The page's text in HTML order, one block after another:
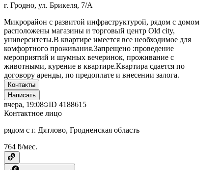
г. Гродно, ул. Брикеля, 7/А
Микрорайон с развитой инфраструктурой, рядом с домом
расположены магазины и торговый центр Old city,
университеты.В квартире имеется все необходимое для
комфортного проживания.Запрещено :проведение
мероприятий и шумных вечеринок, проживание с
животными, курение в квартире.Квартира сдается по
договору аренды, по предоплате и внесении залога.
Контакты
Написать
вчера, 19:08 ID 4188615
Контактное лицо
рядом с г. Дятлово, Гродненская область
764 ƃ/мес.